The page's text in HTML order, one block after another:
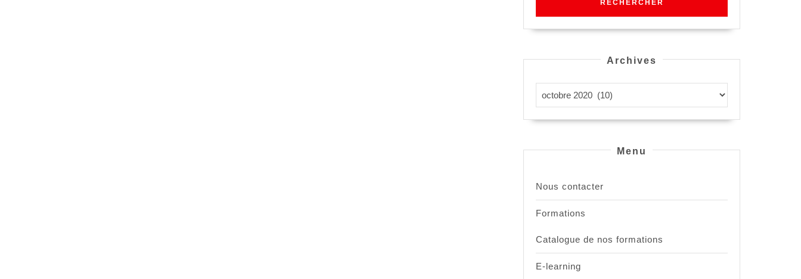
Archives
Menu
Nous contacter
Formations
Catalogue de nos formations
E-learning